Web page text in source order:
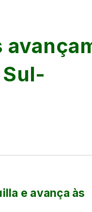
e avança às